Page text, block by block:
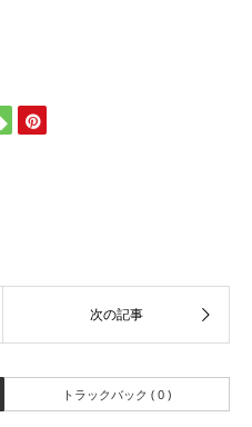
トラックバック ( 0 )